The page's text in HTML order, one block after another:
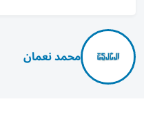
محمد نعمان